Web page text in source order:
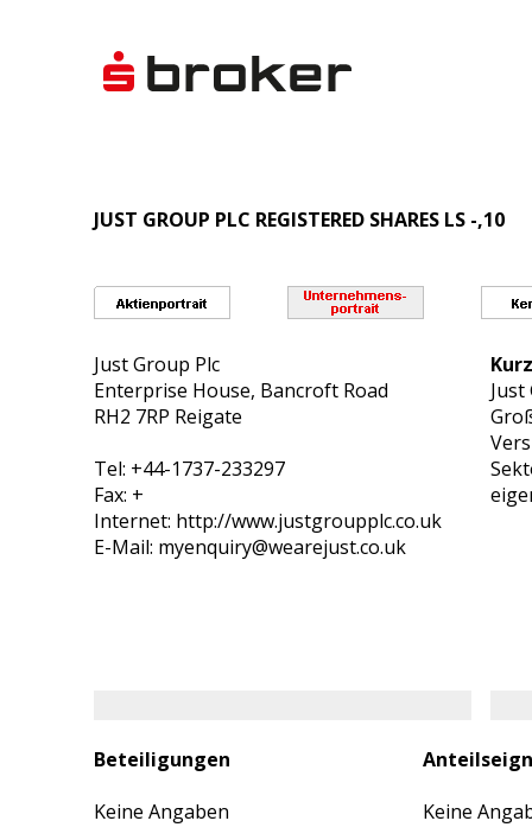
JUST GROUP PLC REGISTERED SHARES LS -,10
Just Group Plc
Enterprise House, Bancroft Road
RH2 7RP Reigate
Tel: +44-1737-233297
Fax: +
Internet: http://www.justgroupplc.co.uk
E-Mail: myenquiry@wearejust.co.uk
Beteiligungen
Keine Angaben
Keine